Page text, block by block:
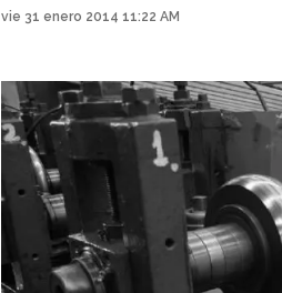
vie 31 enero 2014 11:22 AM